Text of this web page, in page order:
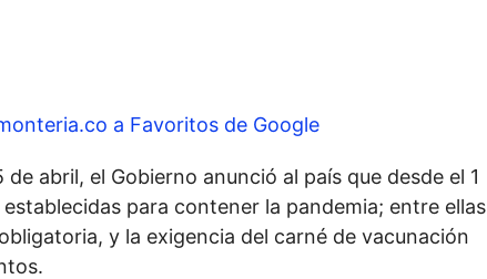
a Favoritos de Google
abril, el Gobierno anunció al país que desde el 1
para contener la pandemia; entre ellas
y la exigencia del carné de vacunación